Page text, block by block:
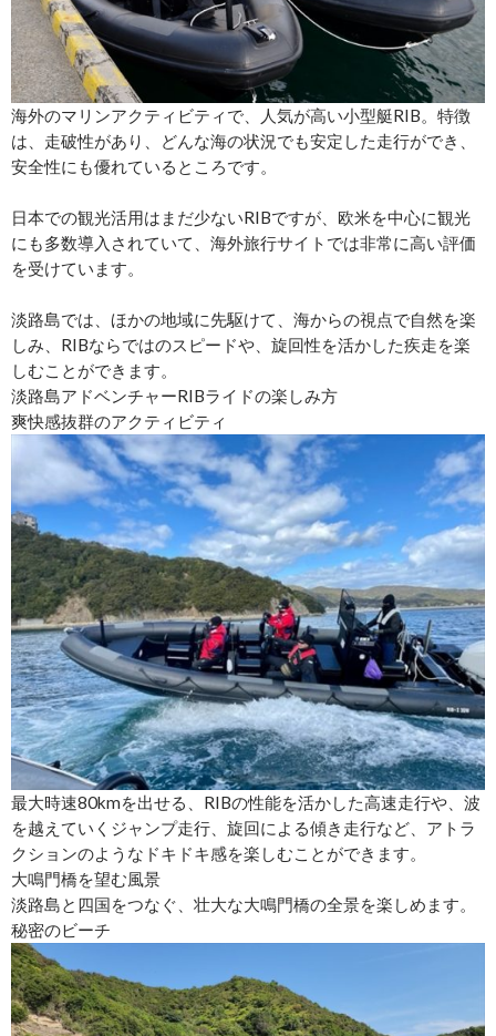
海外のマリンアクティビティで、人気が高い小型艇RIB。特徴
は、走破性があり、どんな海の状況でも安定した走行ができ、
安全性にも優れているところです。
日本での観光活用はまだ少ないRIBですが、欧米を中心に観光
にも多数導入されていて、海外旅行サイトでは非常に高い評価
を受けています。
淡路島では、ほかの地域に先駆けて、海からの視点で自然を楽
しみ、RIBならではのスピードや、旋回性を活かした疾走を楽
しむことができます。
淡路島アドベンチャーRIBライドの楽しみ方
爽快感抜群のアクティビティ
最大時速80kmを出せる、RIBの性能を活かした高速走行や、波
を越えていくジャンプ走行、旋回による傾き走行など、アトラ
クションのようなドキドキ感を楽しむことができます。
大鳴門橋を望む風景
淡路島と四国をつなぐ、壮大な大鳴門橋の全景を楽しめます。
秘密のビーチ